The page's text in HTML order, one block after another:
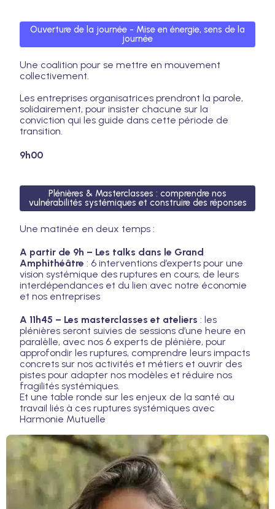
Ouverture de la journée - Mise en énergie, sens de la
journée
Une coalition pour se mettre en mouvement
collectivement.
Les entreprises organisatrices prendront la parole,
solidairement, pour insister chacune sur la
conviction qui les guide dans cette période de
transition.
9h00
Plénières & Masterclasses : comprendre nos
vulnérabilités systémiques et construire des réponses
Une matinée en deux temps :
A partir de 9h – Les talks dans le Grand
Amphithéâtre: 6 interventions d’experts pour une
vision systémique des ruptures en cours, de leurs
interdépendances et du lien avec notre économie
et nos entreprises
A 11h45 – Les masterclasses et ateliers : les
plénières seront suivies de sessions d’une heure en
paralèlle, avec nos 6 experts de plénière, pour
approfondir les ruptures, comprendre leurs impacts
concrets sur nos activités et métiers et ouvrir des
pistes pour adapter nos modèles et réduire nos
fragilités systémiques.
Et une table ronde sur les enjeux de la santé au
travail liés à ces ruptures systémiques avec
Harmonie Mutuelle